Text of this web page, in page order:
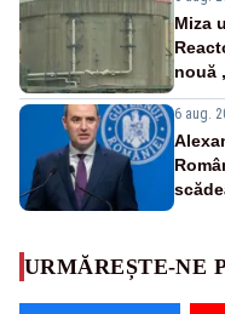
Miza
nouă
6 aug.
URMĂREȘTE-NE